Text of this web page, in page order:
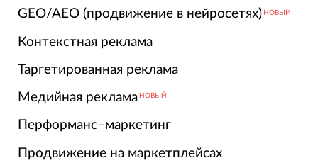
GEO/AEO (продвижение в нейросетях) НОВЫЙ
Контекстная реклама
Таргетированная реклама
Медийная реклама НОВЫЙ
Перформанс–маркетинг
Продвижение на маркетплейсах